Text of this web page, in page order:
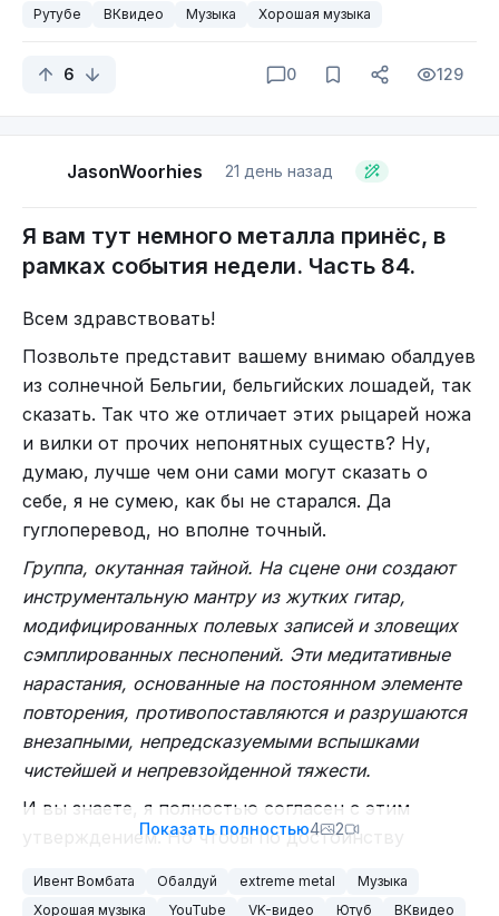
ансамбль “Psycroptic”. Ладно-ладно, не из самой
Австралии, с острова Тасмания, из града
В общем, давным-давно, в тридевятом царстве,
в тридесятом государстве, году эдак в 1999, два
запилить музыкальную группу. И запилили. Джо
играет на гитаре, Дэйв за ударной установкой
(англ. Joe Haley, Dave Haley). Затем к ним
присоединились вокалист Мэтью (покинул
группу в 2005) и басист(ка?) Кэмерон Грант (до
2015 года). Затем, в 2006-м году, за микрофон
встал Джейсон Пеппиат (?) (англ. Jason Peppiatt),
а с 2015 Тодд Стерн (англ. Todd Stern) теребит
бас-гитару.
Рутубе
ВКвидео Музыка Хорошая музыка
6 0 129
JasonWoorhies 21 день назад
Я вам тут немного металла принёс, в
рамках события недели. Часть 84.
Всем здравствовать!
Позвольте представит вашему внимаю обалдуев
из солнечной Бельгии, бельгийских лошадей, так
сказать. Так что же отличает этих рыцарей ножа
и вилки от прочих непонятных существ? Ну,
думаю, лучше чем они сами могут сказать о
себе, я не сумею, как бы не старался. Да
гуглоперевод, но вполне точный.
Группа, окутанная тайной. На сцене они создают
инструментальную мантру из жутких гитар,
модифицированных полевых записей и зловещих
сэмплированных песнопений. Эти медитативные
нарастания, основанные на постоянном элементе
повторения, противопоставляются и разрушаются
внезапными, непредсказуемыми вспышками
чистейшей и непревзойденной тяжести.
И вы знаете, я полностью согласен с этим
утверждением. Но чтобы по достоинству
, послушать нужно не одну композицию, а
Показать полностью4 2
Ивент Вомбата Обалдуй extreme metal
Музыка
Хорошая музыка
YouTube VK-видео Ютуб ВКвидео